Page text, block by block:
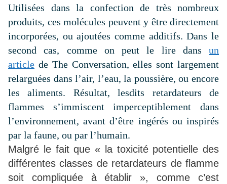
Utilisées dans la confection de très nombreux
produits, ces molécules peuvent y être directement
incorporées, ou ajoutées comme additifs. Dans le
second cas, comme on peut le lire dans un
article de The Conversation, elles sont largement
relarguées dans l’air, l’eau, la poussière, ou encore
les aliments. Résultat, lesdits retardateurs de
flammes s’immiscent imperceptiblement dans
l’environnement, avant d’être ingérés ou inspirés
par la faune, ou par l’humain.
Malgré le fait que « la toxicité potentielle des
différentes classes de retardateurs de flamme
soit compliquée à établir », comme c’est